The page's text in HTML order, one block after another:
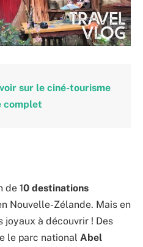
sur le ciné-tourisme
complet
de 10 destinations
Nouvelle-Zélande. Mais en
joyaux à découvrir ! Des
le parc national Abel